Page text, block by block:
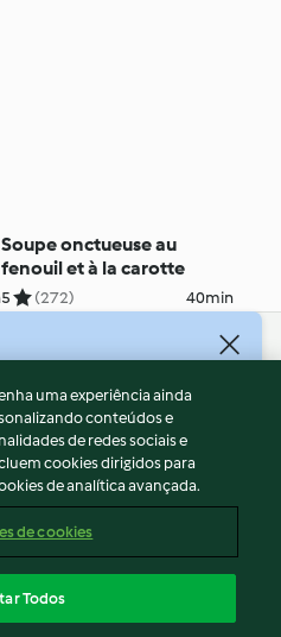
Soupe onctueuse au
fenouil et à la carotte
5 (272) 40min
uma experiência ainda
conteúdos e
de redes sociais e
cookies dirigidos para
de analítica avançada.
de cookies
Todos